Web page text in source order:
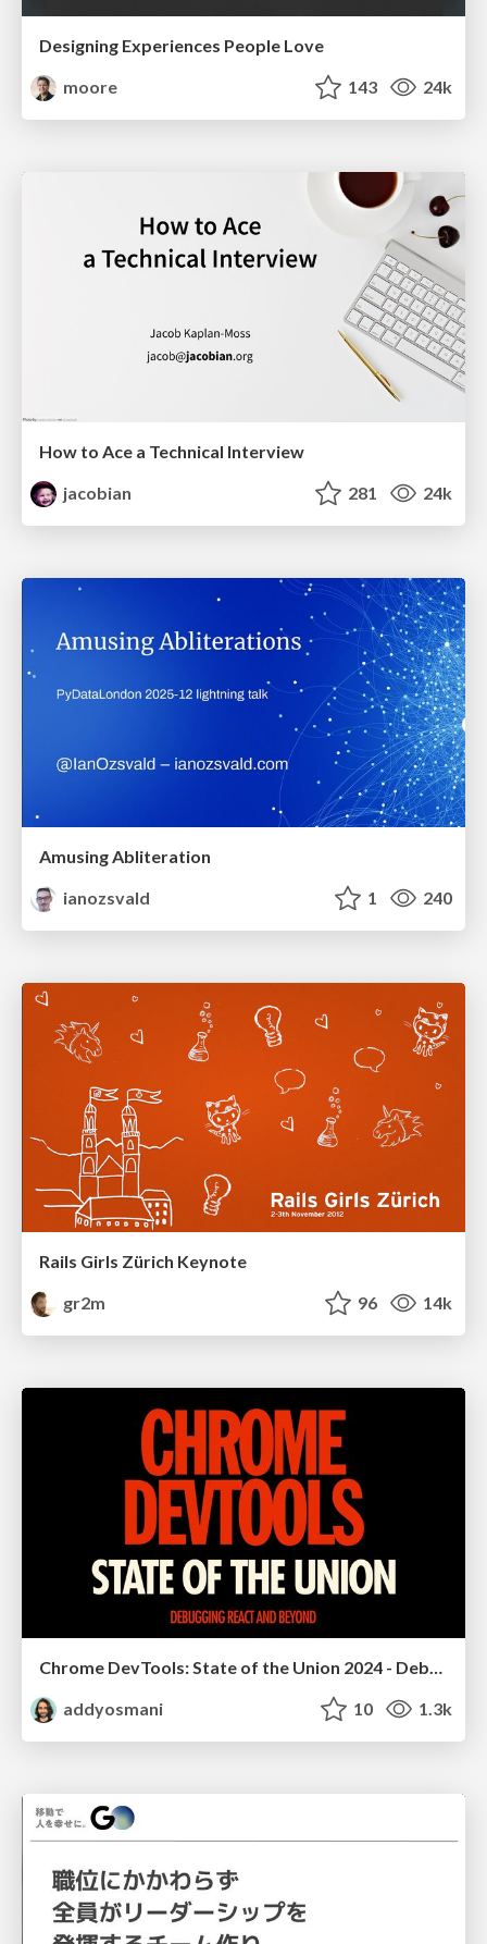
Designing Experiences People Love
moore
143 24k
How to Ace a Technical Interview
jacobian
281 24k
Amusing Abliteration
ianozsvald
1 240
Rails Girls Zürich Keynote
gr2m
96 14k
Chrome DevTools: State of the Union 2024 - Debugging React & Beyond
addyosmani
10 1.3k